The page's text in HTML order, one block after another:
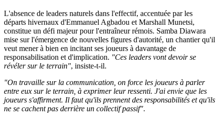
L'absence de leaders naturels dans l'effectif, accentuée par les
départs hivernaux d'Emmanuel Agbadou et Marshall Munetsi,
constitue un défi majeur pour l'entraîneur rémois. Samba Diawara
mise sur l'émergence de nouvelles figures d'autorité, un chantier qu'il
veut mener à bien en incitant ses joueurs à davantage de
responsabilisation et d'implication. "Ces leaders vont devoir se
révéler sur le terrain", insiste-t-il.
"On travaille sur la communication, on force les joueurs à parler
entre eux sur le terrain, à exprimer leur ressenti. J'ai envie que les
joueurs s'affirment. Il faut qu'ils prennent des responsabilités et qu'ils
ne se cachent pas derrière un collectif passif".